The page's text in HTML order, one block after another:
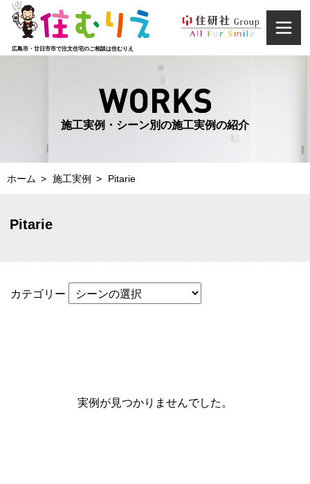
広島市・廿日市市で注文住宅のご相談は住むりえ
家づくり
CONCEPT
お客様の声
スタッフ紹介
施工実例・シーン別の施工実例の紹介
ホーム 施工実例 Pitarie
Pitarie
カテゴリー
実例が見つかりませんでした。